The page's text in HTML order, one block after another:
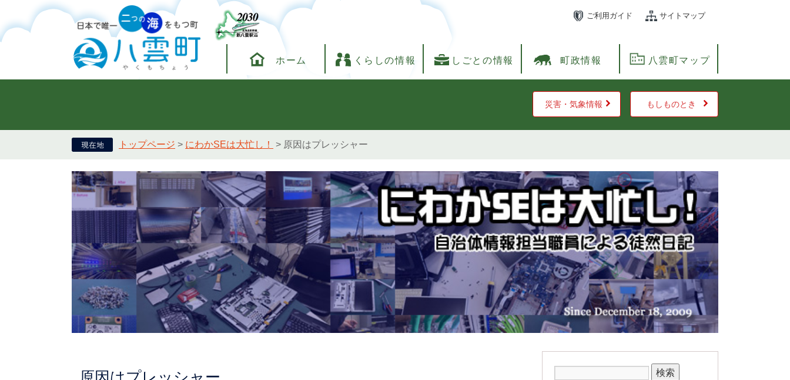
ご利用ガイド サイトマップ
ホーム くらしの情報 しごとの情報 町政情報 八雲町マップ
災害・気象情報 もしものとき
トップページ > にわかSEは大忙し！ > 原因はプレッシャー